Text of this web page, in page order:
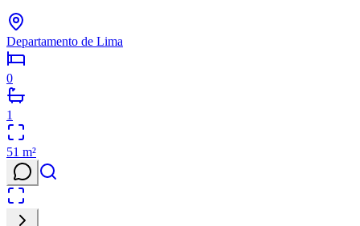
Departamento de Lima
0
1
51 m²